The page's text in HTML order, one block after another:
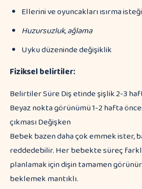
Ellerini ve oyuncakları ısırma isteği
Huzursuzluk, ağlama
Uyku düzeninde değişiklik
Fiziksel belirtiler:
Belirtiler Süre Diş etinde şişlik 2-3
Beyaz nokta görünümü 1-2 hafta
çıkması Değişken
Bebek bazen daha çok emmek ister,
reddedebilir. Her bebekte süreç
planlamak için dişin tamamen görünür
beklemek mantıklı.